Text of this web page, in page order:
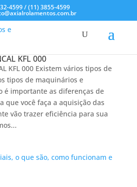
4599 / (11) 3855-4599
KFL 000
KFL 000 Existem vários tipos de
tipos de maquinários e
é importante as diferenças de
que você faça a aquisição das
vão trazer eficiência para sua